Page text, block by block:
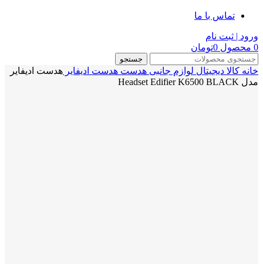
تماس با ما
ورود | ثبت نام
0 محصول 0تومان
جستجو
خانه کالا دیجیتال لوازم جانبی هدست هدست ادیفایر هدست ادیفایر
مدل Headset Edifier K6500 BLACK